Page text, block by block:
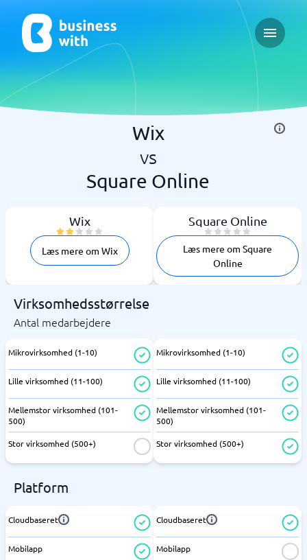
Open
Wix
vs
Square Online
Wix
Læs mere om Wix
Square Online
Læs mere om Square
Online
Virksomhedsstørrelse
Antal medarbejdere
Mikrovirksomhed (1-10)
Lille virksomhed (11-100)
Mellemstor virksomhed (101-
500)
Stor virksomhed (500+)
Mikrovirksomhed (1-10)
Lille virksomhed (11-100)
Mellemstor virksomhed (101-
500)
Stor virksomhed (500+)
Platform
Cloudbaseret
Mobilapp
Cloudbaseret
Mobilapp